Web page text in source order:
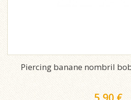
Piercing banane nombril